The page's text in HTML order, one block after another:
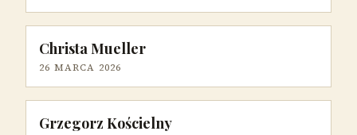
Christa Mueller
26 MARCA 2026
Grzegorz Kościelny